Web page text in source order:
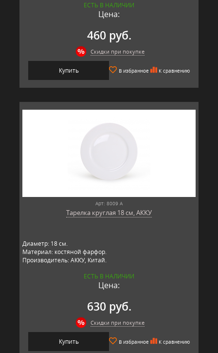
ЕСТЬ В НАЛИЧИИ
Цена:
460 руб.
Скидки при покупке
Купить В избранное К сравнению
Арт: 8009 А
Тарелка круглая 18 см, АККУ
Диаметр: 18 см.
Материал: костяной фарфор.
Производитель: АККУ, Китай.
ЕСТЬ В НАЛИЧИИ
Цена:
630 руб.
Скидки при покупке
Купить В избранное К сравнению